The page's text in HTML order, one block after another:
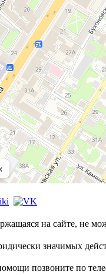
на сайте, не
значимых
позвоните по